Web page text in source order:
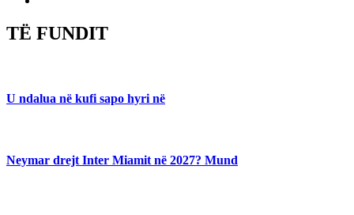
TË FUNDIT
U ndalua në kufi sapo hyri në
Neymar drejt Inter Miamit në 2027? Mund